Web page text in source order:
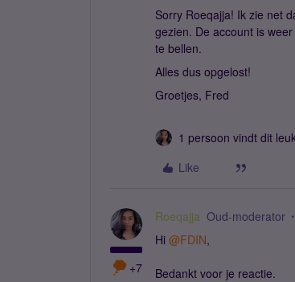
Sorry Roeqajja! Ik zie net
gezien. De account is
te bellen.
Alles dus opgelost!
Groetjes, Fred
1 persoon vindt dit
Like
+7
Roeqajja Oud-moderator
Hi ​ @FDIN,
Bedankt voor je reactie.